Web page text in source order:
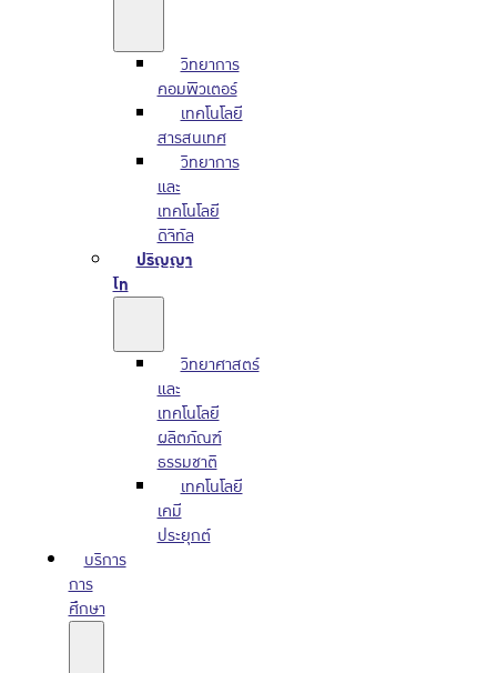
วิทยาการ
คอมพิวเตอร์
เทคโนโลยี
สารสนเทศ
วิทยาการ
และ
เทคโนโลยี
ดิจิทัล
ปริญญา
โท
วิทยาศาสตร์
และ
เทคโนโลยี
ผลิตภัณฑ์
ธรรมชาติ
เทคโนโลยี
เคมี
ประยุกต์
บริการ
การ
ศึกษา